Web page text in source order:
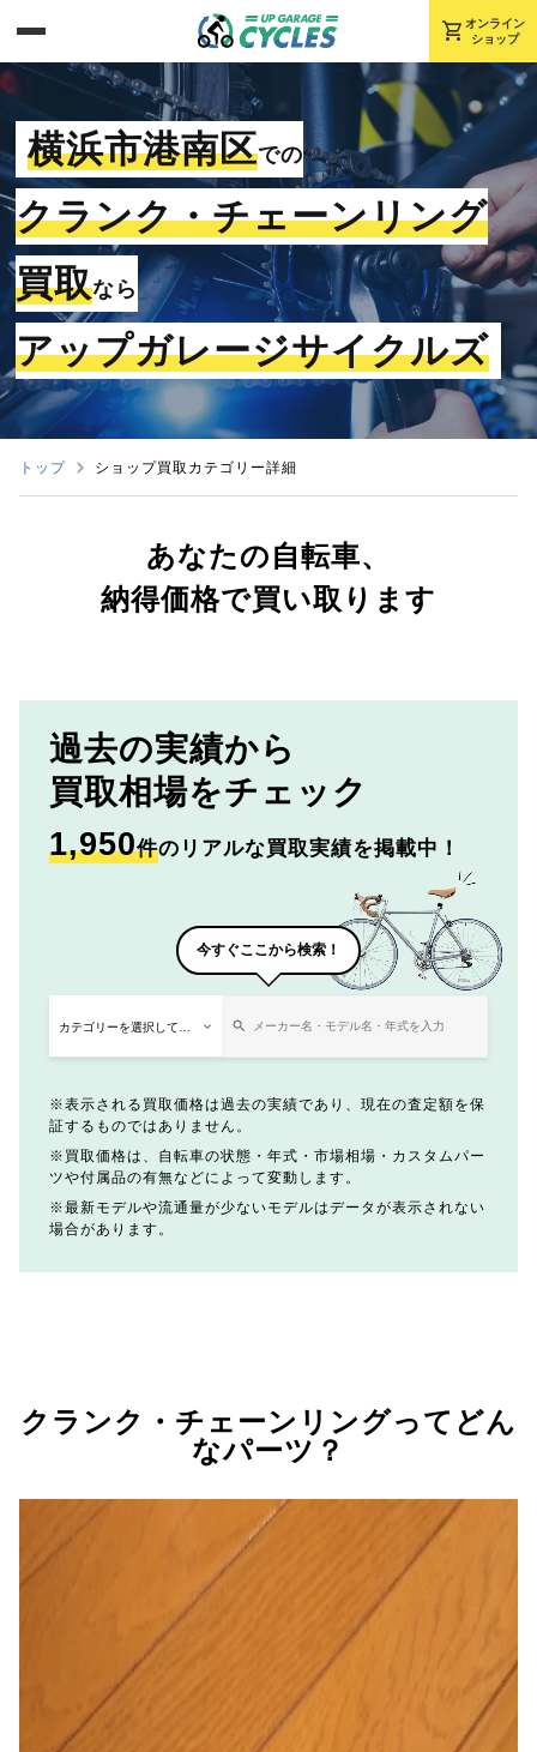
shopping_cart オンライン
ショップ
横浜市港南区での
クランク・チェーンリング
買取なら
アップガレージサイクルズ
トップ ショップ買取カテゴリー詳細
あなたの自転車、
納得価格で買い取ります
過去の実績から
買取相場をチェック
1,950件のリアルな買取実績を掲載中！
今すぐここから検索！
表示される買取価格は過去の実績であり、現在の査定額を保
証するものではありません。
買取価格は、自転車の状態・年式・市場相場・カスタムパー
ツや付属品の有無などによって変動します。
最新モデルや流通量が少ないモデルはデータが表示されない
場合があります。
クランク・チェーンリングってどん
なパーツ？